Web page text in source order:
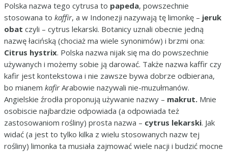
Polska nazwa tego cytrusa to papeda, powszechnie
stosowana to kaffir, a w Indonezji nazywają tę limonkę – jeruk
obat czyli – cytrus lekarski. Botanicy uznali obecnie jedną
nazwę łacińską (chociaż ma wiele synonimów) i brzmi ona:
Citrus hystrix. Polska nazwa nijak się ma do powszechnie
używanych i możemy sobie ją darować. Także nazwa kaffir czy
kafir jest kontekstowa i nie zawsze bywa dobrze odbierana,
bo mianem kafirArabowie nazywali nie-muzułmanów.
Angielskie źrodła proponują używanie nazwy – makrut. Mnie
osobiscie najbardzie odpowiada (a odpowiada też
zastosowaniom rośliny) prosta nazwa – cytrus lekarski. Jak
widać (a jest to tylko kilka z wielu stosowanych nazw tej
rośliny) limonka ta musiała zajmować wiele nacji i budzić mocne